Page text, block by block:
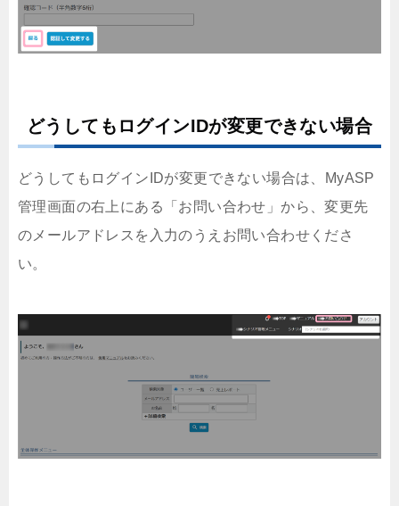
どうしてもログインIDが変更できない場合
どうしてもログインIDが変更できない場合は、MyASP
管理画面の右上にある「お問い合わせ」から、変更先
のメールアドレスを入力のうえお問い合わせくださ
い。